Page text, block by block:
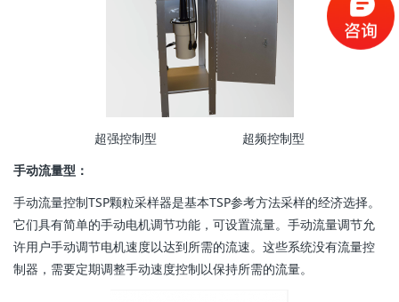
超强控制型 超频控制型
手动流量型：
手动流量控制TSP颗粒采样器是基本TSP参考方法采样的经济选择。
它们具有简单的手动电机调节功能，可设置流量。手动流量调节允
许用户手动调节电机速度以达到所需的流速。这些系统没有流量控
制器，需要定期调整手动速度控制以保持所需的流量。